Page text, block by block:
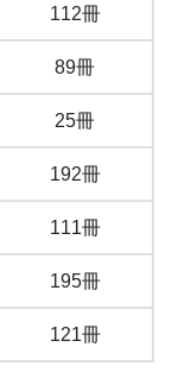
112冊
89冊
25冊
192冊
111冊
195冊
121冊